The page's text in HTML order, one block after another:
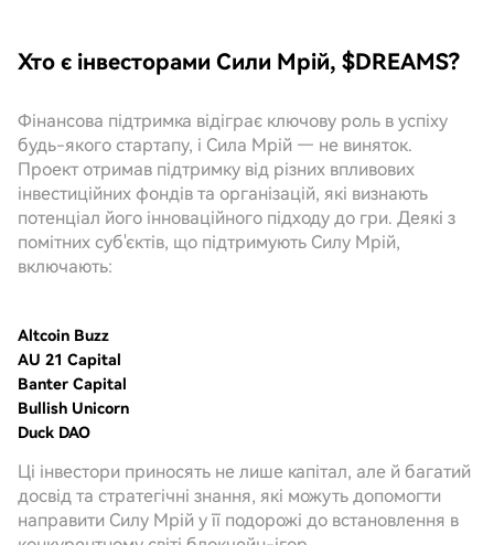
Хто є інвесторами Сили Мрій, $DREAMS?
Фінансова підтримка відіграє ключову роль в успіху
будь-якого стартапу, і Сила Мрій — не виняток.
Проект отримав підтримку від різних впливових
інвестиційних фондів та організацій, які визнають
потенціал його інноваційного підходу до гри. Деякі з
помітних суб'єктів, що підтримують Силу Мрій,
включають:
Altcoin Buzz
AU 21 Capital
Banter Capital
Bullish Unicorn
Duck DAO
Ці інвестори приносять не лише капітал, але й багатий
досвід та стратегічні знання, які можуть допомогти
направити Силу Мрій у її подорожі до встановлення в